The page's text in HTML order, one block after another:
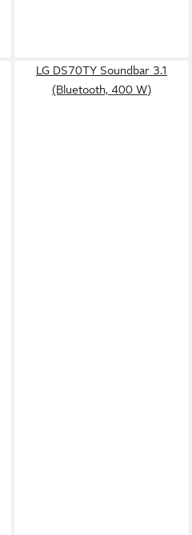
LG DS70TY Soundbar 3.1
(Bluetooth, 400 W)